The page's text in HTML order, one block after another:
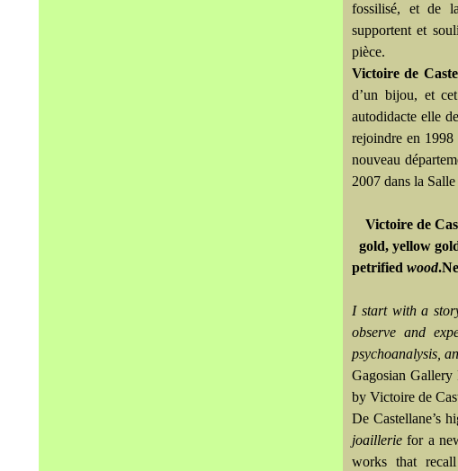
fossilisé, et de
supportent et
pièce.
Victoire de
d’un bijou, et
autodidacte elle
rejoindre en
nouveau
2007 dans la
Victoire de
gold, yellow
petrified wood
I start with a
observe and
psychoanalysis,
Gagosian Gallery
by Victoire de
De Castellane’s
joaillerie for a
works that